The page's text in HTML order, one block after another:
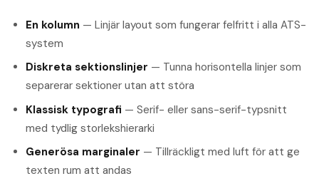
En kolumn — Linjär layout som fungerar felfritt i alla ATS-
system
Diskreta sektionslinjer — Tunna horisontella linjer som
separerar sektioner utan att störa
Klassisk typografi — Serif- eller sans-serif-typsnitt
med tydlig storlekshierarki
Generösa marginaler — Tillräckligt med luft för att ge
texten rum att andas